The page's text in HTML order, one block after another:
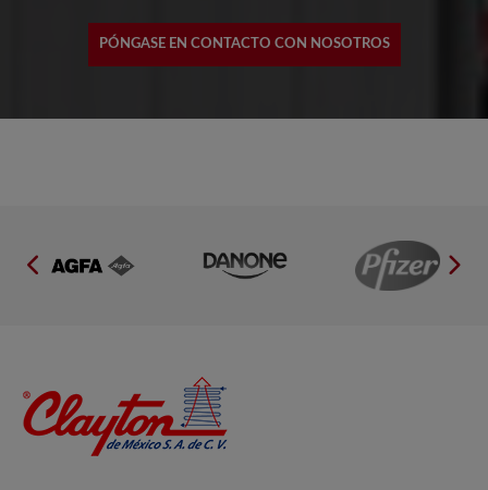
PÓNGASE EN CONTACTO CON NOSOTROS